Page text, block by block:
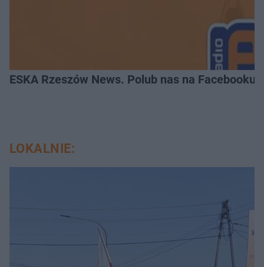
ESKA Rzeszów News. Polub nas na Facebooku!
LOKALNIE: